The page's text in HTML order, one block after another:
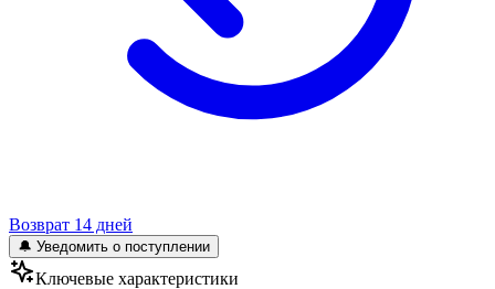
Возврат 14 дней
🔔 Уведомить о поступлении
Ключевые характеристики